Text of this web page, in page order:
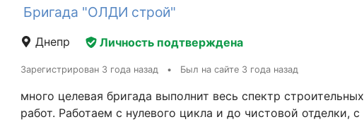
Бригада "ОЛДИ строй"
Днепр Личность подтверждена
Зарегистрирован 3 года назад • Был на сайте 3 года назад
много целевая бригада выполнит весь спектр строительных
работ. Работаем с нулевого цикла и до чистовой отделки, с